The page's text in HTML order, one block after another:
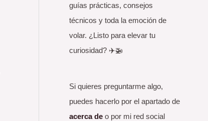
guías prácticas, consejos
técnicos y toda la emoción de
volar. ¿Listo para elevar tu
curiosidad? ✈️🚁
Si quieres preguntarme algo,
puedes hacerlo por el apartado de
acerca deo por mi red social